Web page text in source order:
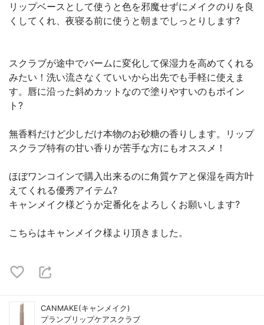
リップベースとして使うと色を邪魔せずにメイクのりを良
くしてくれ、夜寝る前に使うと朝までしっとりします?
スクラブが途中でバームに変化して保湿力を高めてくれる
みたい！洗い流さなくていいから出先でも手軽に使えま
す。唇に沿った斜めカットなので塗りやすいのもポイン
ト?
無香料だけど少しだけ本物のお砂糖の香りします。リップ
スクラブ特有の甘い香りが苦手な方にもオススメ！
ほぼワンコインで購入出来るのに角質ケアと保湿を両方叶
えてくれる優秀アイテム?
キャンメイク様どうか定番化をよろしくお願いします?
こちらはキャンメイク様より頂きました。
CANMAKE(キャンメイク)
プランプリップケアスクラブ